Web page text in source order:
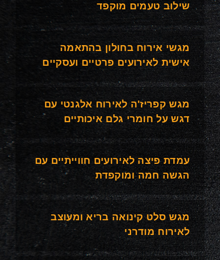
שילוב טעמים מוקפד
מגשי אירוח בחולון בהתאמה
אישית לאירועים פרטיים ועסקיים
מגש קפריז'ה לאירוח אלגנטי עם
דגש על חומרי גלם איכותיים
עמדת פיצה לאירועים חווייתיים עם
הגשה חמה ומוקפדת
מגש סלט קינואה בריא ומעוצב
לאירוח מודרני